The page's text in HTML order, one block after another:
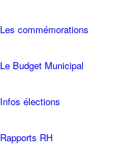
Les commémorations
Le Budget Municipal
Infos élections
Rapports RH